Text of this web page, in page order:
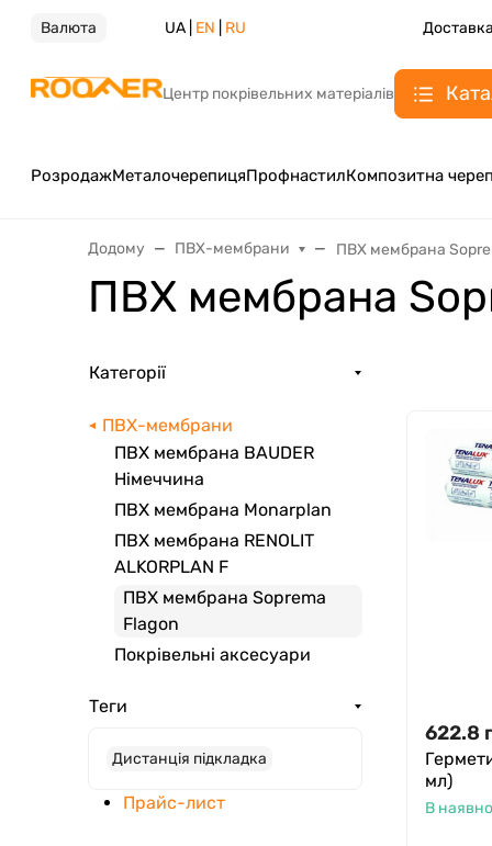
Валюта UA | EN RU
Центр покрівельних матеріалів
РозродажМеталочерепицяПрофнастилКомпозитна
Додому ПВХ-мембрани ПВХ мембрана
ПВХ мембрана
Категорії
ПВХ-мембрани
ПВХ мембрана BAUDER
Німеччина
ПВХ мембрана Monarplan
ПВХ мембрана RENOLIT
ALKORPLAN F
ПВХ мембрана Soprema
Flagon
Покрівельні аксесуари
Теги
Дистанція підкладка
Прайс-лист
622.8
мл)
В